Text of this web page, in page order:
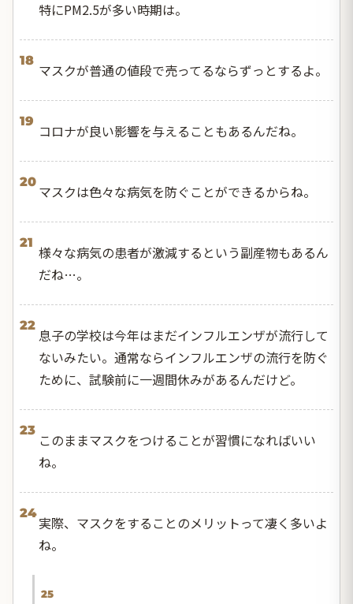
特にPM2.5が多い時期は。
18
マスクが普通の値段で売ってるならずっとするよ。
19
コロナが良い影響を与えることもあるんだね。
20
マスクは色々な病気を防ぐことができるからね。
21
様々な病気の患者が激減するという副産物もあるん
だね…。
22
息子の学校は今年はまだインフルエンザが流行して
ないみたい。通常ならインフルエンザの流行を防ぐ
ために、試験前に一週間休みがあるんだけど。
23
このままマスクをつけることが習慣になればいい
ね。
24
実際、マスクをすることのメリットって凄く多いよ
ね。
25